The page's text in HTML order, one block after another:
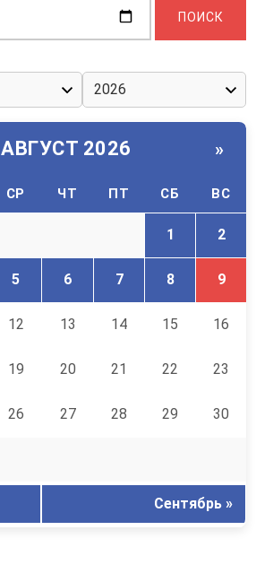
АВГУСТ 2026 »
СР ЧТ ПТ СБ ВС
1 2
5 6 7 8 9
12 13 14 15 16
19 20 21 22 23
26 27 28 29 30
Сентябрь »